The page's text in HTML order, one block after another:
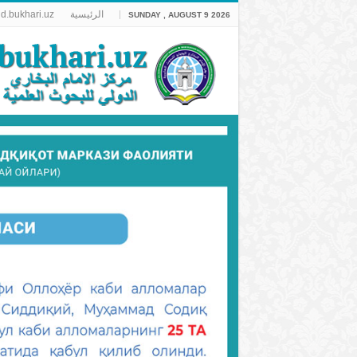
SUNDAY , AUGUST 9 2026 الرئيسية